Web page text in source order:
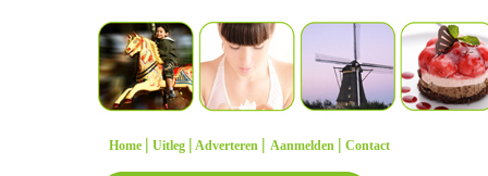
Home | Uitleg | Adverteren | Aanmelden | Contact